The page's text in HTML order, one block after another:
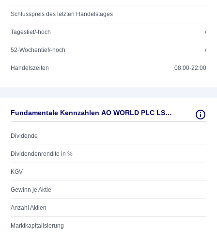
Schlusspreis des letzten Handelstages
Tagestief/-hoch /
52-Wochentief/-hoch /
Handelszeiten 08:00-22:00
Fundamentale Kennzahlen AO WORLD PLC LS -,0025
Dividende
Dividendenrendite in %
KGV
Gewinn je Aktie
Anzahl Aktien
Marktkapitalisierung